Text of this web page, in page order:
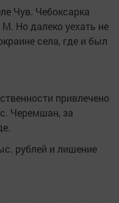
Чув. Чебоксарка
Но далеко уехать не
села, где и был
привлечено
Черемшан, за
рублей и лишение